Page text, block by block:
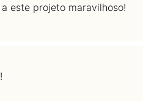
este projeto maravilhoso!